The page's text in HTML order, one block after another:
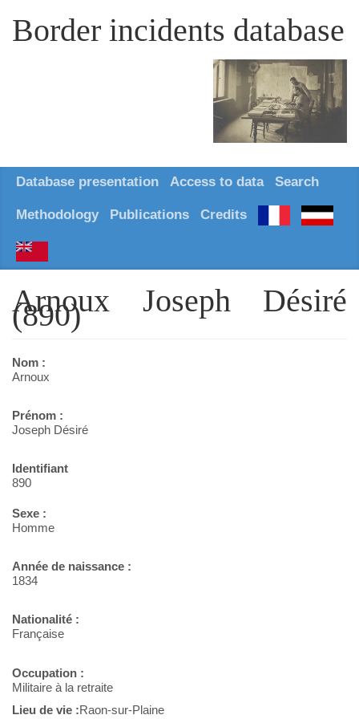
Border incidents database
Database presentation Access to data Search
Methodology Publications Credits
Arnoux Joseph Désiré
(890)
Nom :
Arnoux
Prénom :
Joseph Désiré
Identifiant
890
Sexe :
Homme
Année de naissance :
1834
Nationalité :
Française
Occupation :
Militaire à la retraite
Lieu de vie :Raon-sur-Plaine